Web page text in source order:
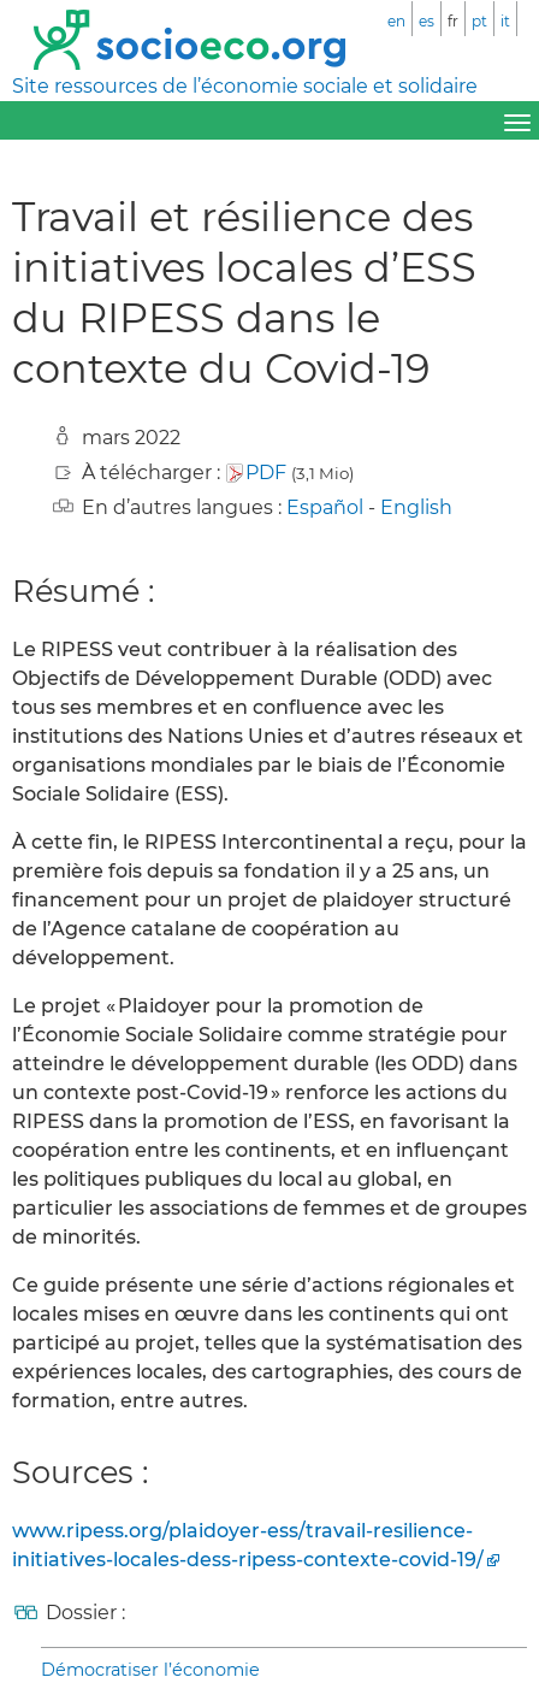
Site ressources de l’économie sociale et solidaire
en es fr pt it
Travail et résilience des
initiatives locales d’ESS
du RIPESS dans le
contexte du Covid-19
mars 2022
À télécharger :
PDF (3,1 Mio)
En d’autres langues : Español - English
Résumé :
Le RIPESS veut contribuer à la réalisation des
Objectifs de Développement Durable (ODD) avec
tous ses membres et en confluence avec les
institutions des Nations Unies et d’autres réseaux et
organisations mondiales par le biais de l’Économie
Sociale Solidaire (ESS).
À cette fin, le RIPESS Intercontinental a reçu, pour la
première fois depuis sa fondation il y a 25 ans, un
financement pour un projet de plaidoyer structuré
de l’Agence catalane de coopération au
développement.
Le projet « Plaidoyer pour la promotion de
l’Économie Sociale Solidaire comme stratégie pour
atteindre le développement durable (les ODD) dans
un contexte post-Covid-19 » renforce les actions du
RIPESS dans la promotion de l’ESS, en favorisant la
coopération entre les continents, et en influençant
les politiques publiques du local au global, en
particulier les associations de femmes et de groupes
de minorités.
Ce guide présente une série d’actions régionales et
locales mises en œuvre dans les continents qui ont
participé au projet, telles que la systématisation des
expériences locales, des cartographies, des cours de
formation, entre autres.
Sources :
www.ripess.org/plaidoyer-ess/travail-resilience-
initiatives-locales-dess-ripess-contexte-covid-19/
Dossier :
Démocratiser l’économie